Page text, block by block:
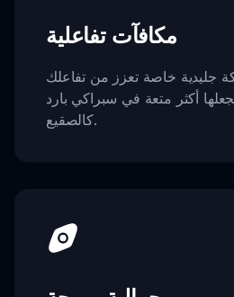
مكافآت تفاعلية
جليدية خاصة تعزز من تفاعلك
أكثر متعة في سبراكي بارد
كالصقيع.